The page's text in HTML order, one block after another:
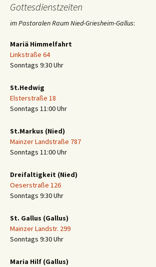
Gottesdienstzeiten
im Pastoralen Raum Nied-Griesheim-Gallus:
Mariä Himmelfahrt
Linkstraße 64
Sonntags 9:30 Uhr
St.Hedwig
Elsterstraße 18
Sonntags 11:00 Uhr
St.Markus (Nied)
Mainzer Landstraße 787
Sonntags 11:00 Uhr
Dreifaltigkeit (Nied)
Oeserstraße 126
Sonntags 9:30 Uhr
St. Gallus (Gallus)
Mainzer Landstr. 299
Sonntags 9:30 Uhr
Maria Hilf (Gallus)